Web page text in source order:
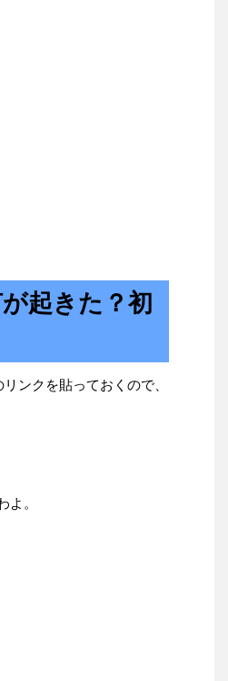
起きた？初
ンクを貼っておくので、
。